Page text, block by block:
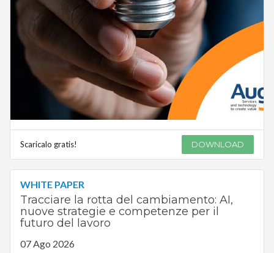
Scaricalo gratis! DOWNLOAD
WHITE PAPER
Tracciare la rotta del cambiamento: AI,
nuove strategie e competenze per il
futuro del lavoro
07 Ago 2026